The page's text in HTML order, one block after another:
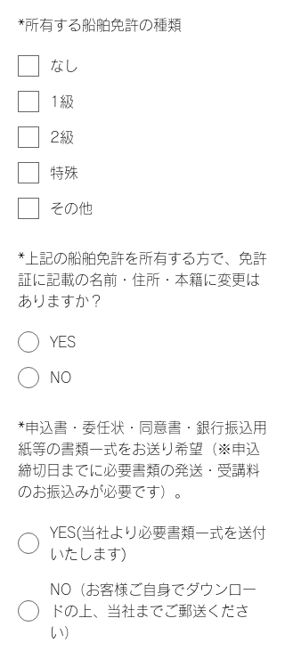
*所有する船舶免許の種類
なし
1級
2級
特殊
その他
* 上記の船舶免許を所有する方で、免許
証に記載の名前・住所・本籍に変更は
ありますか？
YES
NO
*申込書・委任状・同意書・銀行振込用
紙等の書類一式をお送り希望（※申込
締切日までに必要書類の発送・受講料
のお振込みが必要です）。
YES(当社より必要書類一式を送付
いたします)
NO（お客様ご自身でダウンロー
ドの上、当社までご郵送くださ
い）